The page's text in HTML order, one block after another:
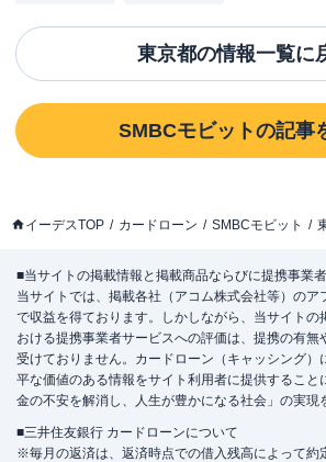
東京都の情報一覧に
SMBCモビットの記事
イーデスTOP カードローン SMBCモビット
■当サイトの掲載情報と掲載商品ならびに提携事業
当サイトでは、掲載各社（アコム株式会社等）のア
で収益を得ております。しかしながら、当サイトの
おける提携事業者サービスへの評価は、提携の有無
受けておりません。カードローン（キャッシング）
平な価値のある情報をサイト利用者に提供すること
金の不安を解消し、人生が豊かになる社会」の実現
■三井住友銀行 カードローンについて
※毎月の返済は、返済時点での借入残高によって約